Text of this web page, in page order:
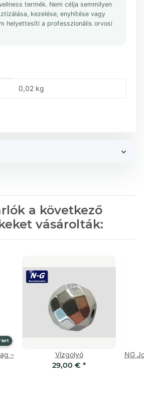
termék. Nem célja semmilyen
kezelése, enyhítése vagy
helyettesíti a professzionális orvosi
0,02 kg
a következő
vásárolták:
–
Vízgolyó
29,00 € *
NG